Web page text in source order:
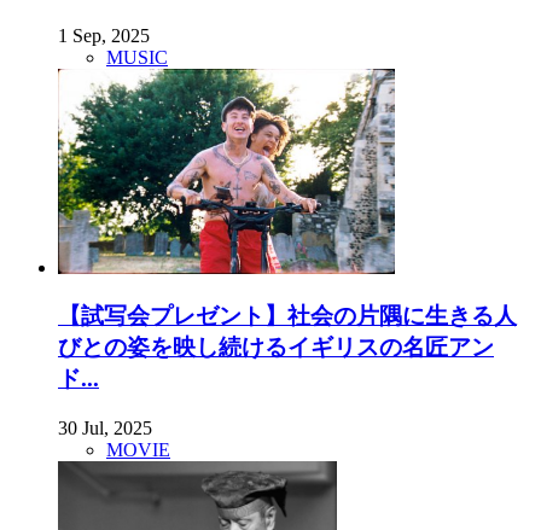
1 Sep, 2025
MUSIC
【試写会プレゼント】社会の片隅に生きる人
びとの姿を映し続けるイギリスの名匠アン
ド...
30 Jul, 2025
MOVIE